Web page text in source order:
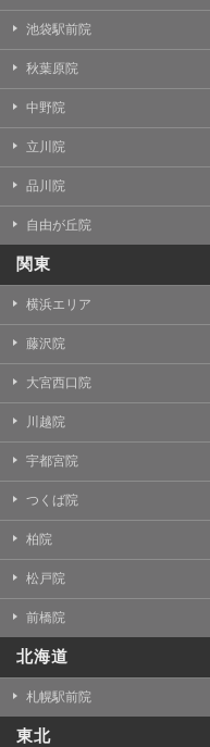
池袋駅前院
秋葉原院
中野院
立川院
品川院
自由が丘院
関東
横浜エリア
藤沢院
大宮西口院
川越院
宇都宮院
つくば院
柏院
松戸院
前橋院
北海道
札幌駅前院
東北